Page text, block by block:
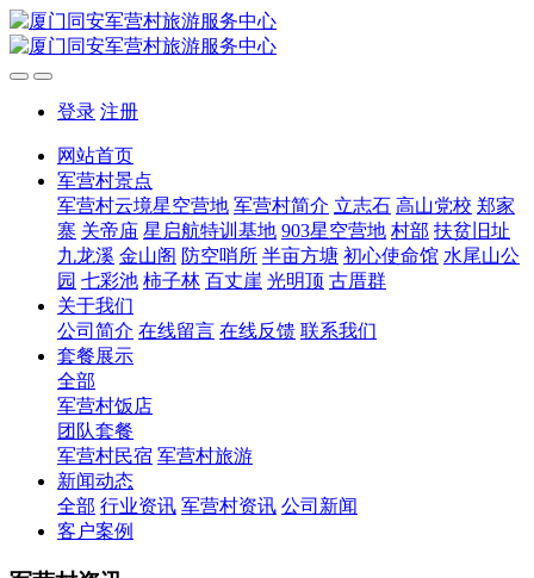
登录 注册
网站首页
军营村景点
军营村云境星空营地 军营村简介 立志石 高山党校 郑家
寨 关帝庙 星启航特训基地 903星空营地 村部 扶贫旧址
九龙溪 金山阁 防空哨所 半亩方塘 初心使命馆 水尾山公
园 七彩池 柿子林 百丈崖 光明顶 古厝群
关于我们
公司简介 在线留言 在线反馈 联系我们
套餐展示
全部
军营村饭店
团队套餐
军营村民宿 军营村旅游
新闻动态
全部 行业资讯 军营村资讯 公司新闻
客户案例